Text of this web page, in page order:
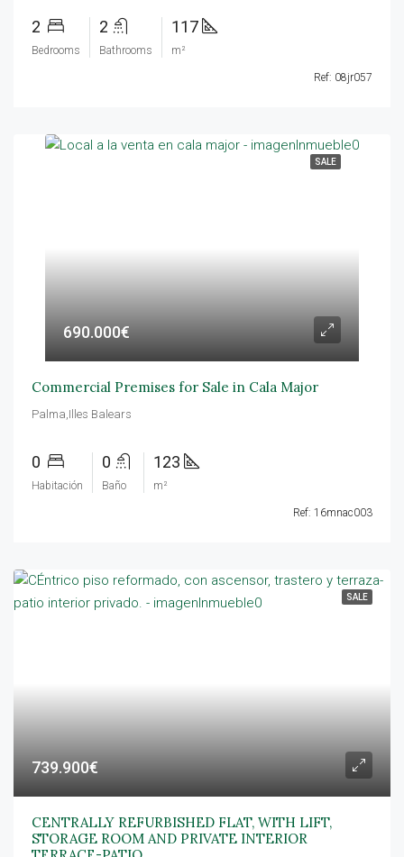
2
Bedrooms
2
Bathrooms
117
m²
Ref: 08jr057
SALE
690.000€
Commercial Premises for Sale in Cala Major
Palma,Illes Balears
0
Habitación
0
Baño
123
m²
Ref: 16mnac003
SALE
739.900€
CENTRALLY REFURBISHED FLAT, WITH LIFT,
STORAGE ROOM AND PRIVATE INTERIOR